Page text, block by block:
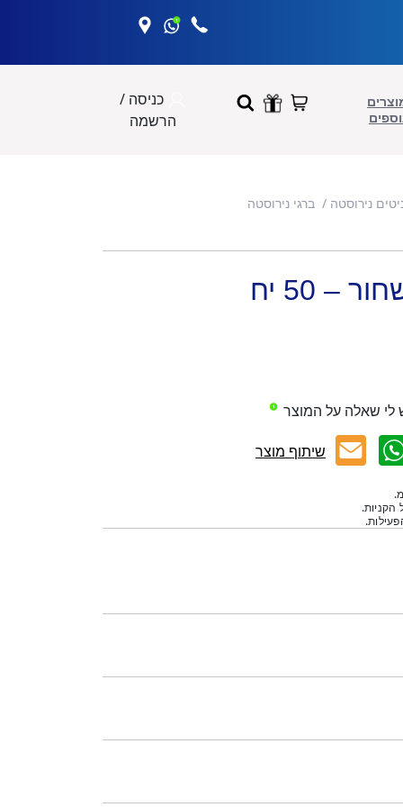
כניסה /
הרשמה
נירוסטה ברגי נירוסטה
50 יח
לי שאלה על המוצר
שיתוף מוצר
הקניות.